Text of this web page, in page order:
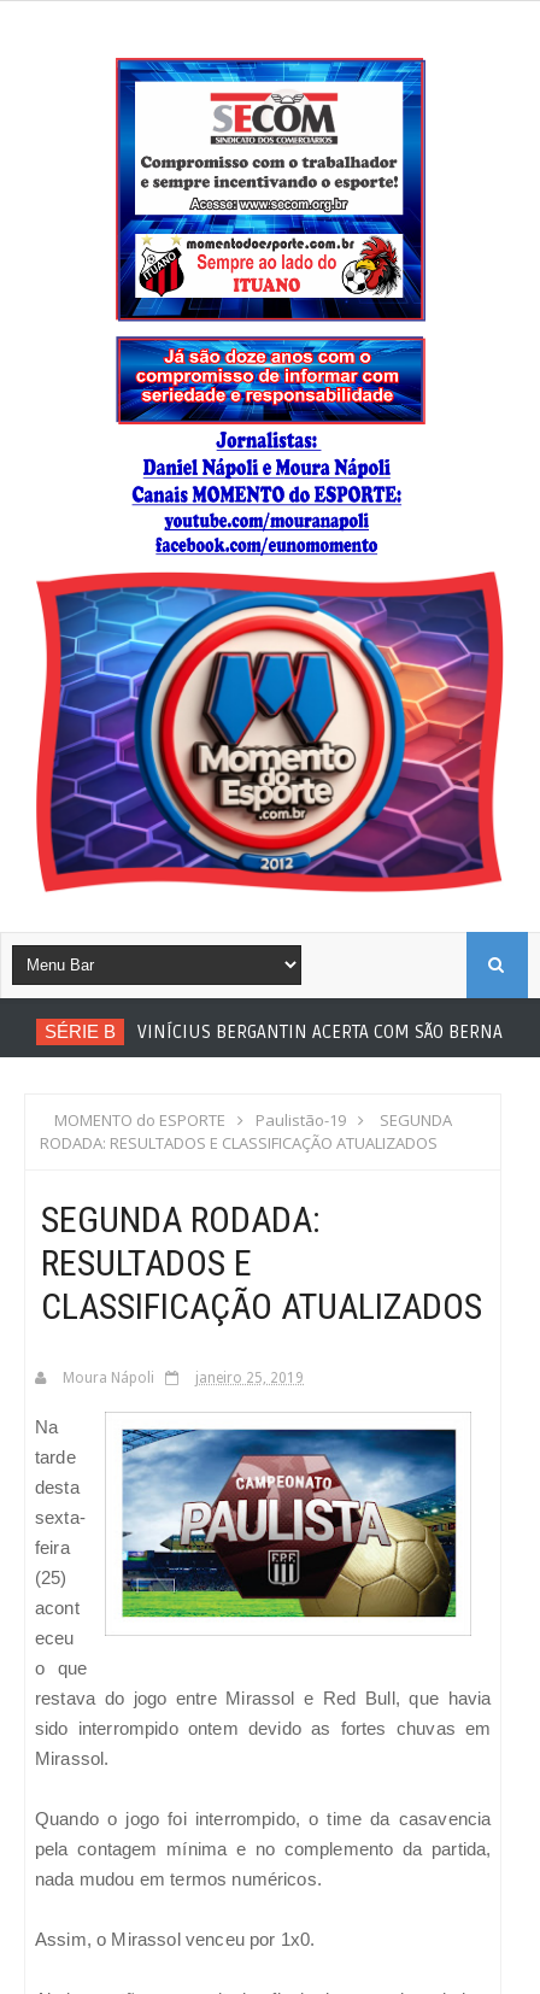
SÉRIE B VINÍCIUS BERGANTIN ACERTA COM SÃO BERNARDO
MOMENTO do ESPORTE Paulistão-19
SEGUNDA
RODADA: RESULTADOS E CLASSIFICAÇÃO ATUALIZADOS
SEGUNDA RODADA:
RESULTADOS E
CLASSIFICAÇÃO ATUALIZADOS
Moura Nápoli janeiro 25, 2019
Na
tarde
desta
sexta-
feira
(25)
acont
eceu
o que
restava do jogo entre Mirassol e Red Bull, que havia
sido interrompido ontem devido as fortes chuvas em
Mirassol.
Quando o jogo foi interrompido, o time da casavencia
pela contagem mínima e no complemento da partida,
nada mudou em termos numéricos.
Assim, o Mirassol venceu por 1x0.